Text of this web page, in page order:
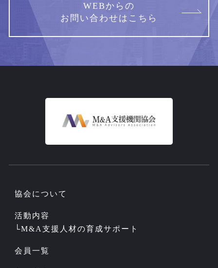
WEBからの
お問い合わせはこちら
協会について
活動内容
└M&A支援人材の育成サポート
会員一覧